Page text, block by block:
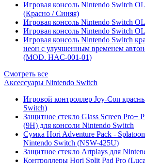
Игровая консоль Nintendo Switch
(Красно / Синяя)
Игровая консоль Nintendo Switch
Игровая консоль Nintendo Switch
Игровая консоль Nintendo Switch
неон с улучшенным временем
(MOD. HAC-001-01)
Смотреть все
Аксессуары Nintendo Switch
Игровой контроллер Joy-Con
Switch)
Защитное стекло Glass Screen Pro+
(9H) для консоли Nintendo Switch
Сумка Hori Adventure Pack -
Nintendo Switch (NSW-425U)
Защитное стекло Artplays для
Контроллеры Hori Split Pad Pro